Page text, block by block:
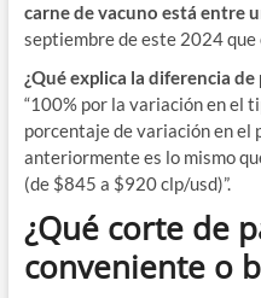
carne de vacuno está entre
septiembre de este 2024 que
¿Qué explica la diferencia de
“100% por la variación en el
porcentaje de variación en el
anteriormente es lo mismo
(de $845 a $920 clp/usd)”.
¿Qué corte de
conveniente o